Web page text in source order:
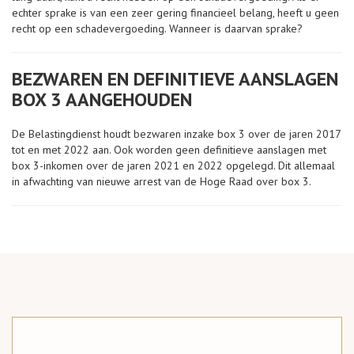
echter sprake is van een zeer gering financieel belang, heeft u geen
recht op een schadevergoeding. Wanneer is daarvan sprake?
BEZWAREN EN DEFINITIEVE AANSLAGEN
BOX 3 AANGEHOUDEN
De Belastingdienst houdt bezwaren inzake box 3 over de jaren 2017
tot en met 2022 aan. Ook worden geen definitieve aanslagen met
box 3-inkomen over de jaren 2021 en 2022 opgelegd. Dit allemaal
in afwachting van nieuwe arrest van de Hoge Raad over box 3.